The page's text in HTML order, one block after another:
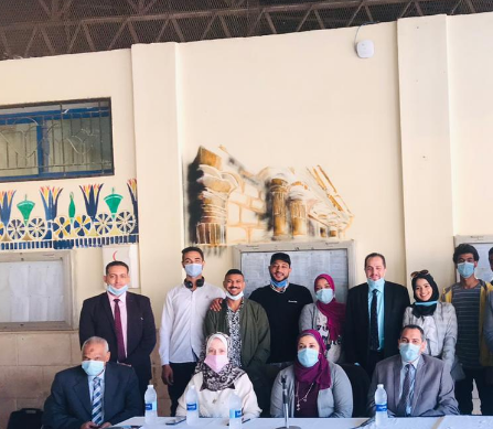
أمام الدنمارك وصنعت تاريخًا جديدًا لناشئات اليد
سالم علي زوجة ميكا غودتس نجم سان جيرمان القادم؟
تفشل أخرى في السوق السعودي؟
الجزيري مع الزمالك